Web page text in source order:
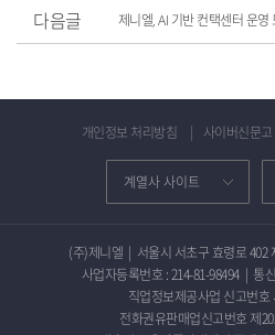
다음글 제니엘, AI 기반 컨택센터 운
개인정보 처리방침 사이버신문고
(주)제니엘 | 서울시 서초구 효령로 402
사업자등록번호 : 214-81-98494| 통
직업정보제공사업 신고번호
전화권유판매업신고번호 제